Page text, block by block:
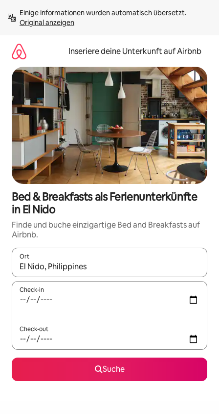
Inhalten
springenOriginal anzeigen
Inseriere deine Unterkunft auf Airbnb
Bed & Breakfasts als Ferienunterkünfte
in El Nido
Finde und buche einzigartige Bed and Breakfasts auf
Airbnb.
Ort
Wenn Ergebnisse verfügbar sind, navigiere mit den
Check-in
Check-out
Suche